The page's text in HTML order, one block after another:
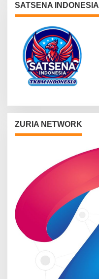
SATSENA INDONESIA
ZURIA NETWORK